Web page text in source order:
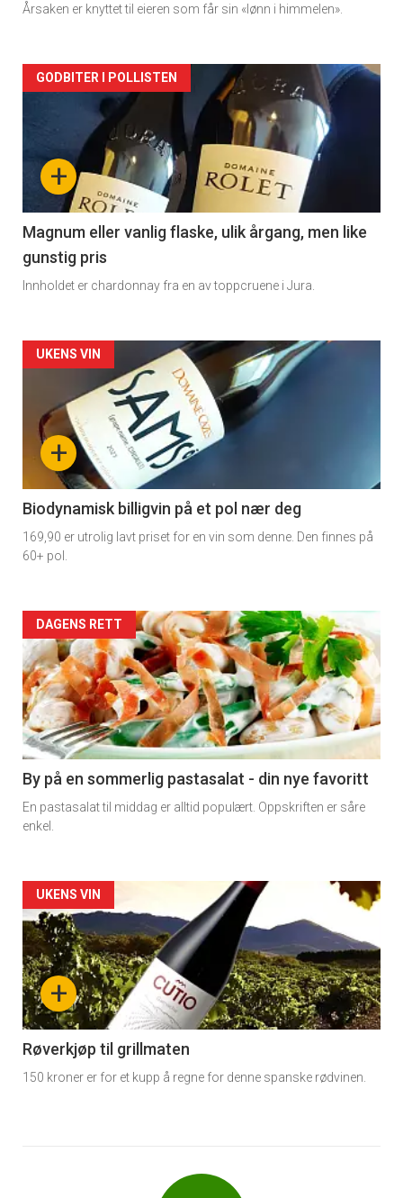
Årsaken er knyttet til eieren som får sin «lønn i himmelen».
Forsiden
akkurat
nå
3
+
GODBITER I POLLISTEN
Magnum eller vanlig flaske, ulik årgang, men like
gunstig pris
Innholdet er chardonnay fra en av toppcruene i Jura.
Forsiden
akkurat
nå
4
+
UKENS VIN
Biodynamisk billigvin på et pol nær deg
169,90 er utrolig lavt priset for en vin som denne. Den finnes på
60+ pol.
Forsiden
akkurat
nå
-
5
DAGENS RETT
By på en sommerlig pastasalat - din nye favoritt
En pastasalat til middag er alltid populært. Oppskriften er såre
enkel.
Forsiden
akkurat
nå
-
6
+
UKENS VIN
Røverkjøp til grillmaten
150 kroner er for et kupp å regne for denne spanske rødvinen.